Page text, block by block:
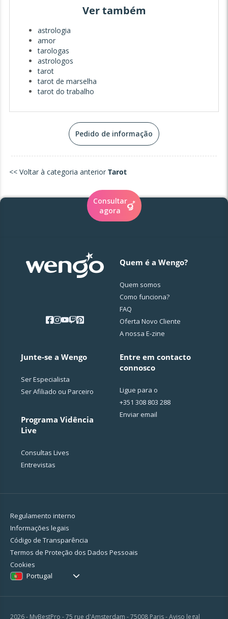
ferramentas poderosas para nos conectarmos com o
nosso interior e com o universo, trazendo clareza e
orientação para os momentos mais desafiantes.
Ver também
astrologia
amor
tarologas
astrologos
tarot
tarot de marselha
tarot do trabalho
Pedido de informação
<< Voltar à categoria anterior Tarot
Consultar
agora
Quem é a Wengo?
Quem somos
Como funciona?
FAQ
Oferta Novo Cliente
A nossa E-zine
Junte-se a Wengo
Ser Especialista
Ser Afiliado ou Parceiro
Programa Vidência
Live
Consultas Lives
Entrevistas
Entre em contacto
connosco
Ligue para o
+351 308 803 288
Enviar email
Regulamento interno
Informações legais
Código de Transparência
Termos de Proteção dos Dados Pessoais
Cookies
Portugal
2026 - MyBestPro - 75 rue d'Amsterdam - 75008 Paris -Aviso legal